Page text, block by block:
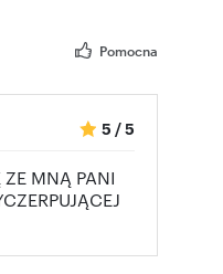
Pomocna
5 /5
MNĄ PANI